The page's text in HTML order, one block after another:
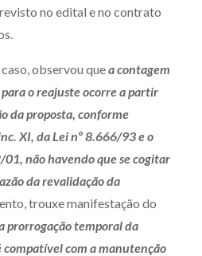
Setembro, 4698
/PR
(41) 2109-8666
(41) 98881-6616
no edital e no contrato
observou quea contagem
o reajuste ocorre a partir
da proposta, conforme
XI, da Lei nº 8.666/93 e o
não havendo que se cogitar
da revalidação da
trouxe manifestação do
prorrogação temporal da
compatível com a manutenção